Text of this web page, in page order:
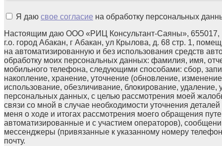
Я даю свое согласие на обработку персональных
Настоящим даю ООО «РИЦ Консультант-Саяны», 655017,
г.о. город Абакан, г Абакан, ул Крылова, д. 68 стр. 1,
на автоматизированную и без использования средств
обработку моих персональных данных: фамилия, имя,
мобильного телефона, следующими способами: сбор,
накопление, хранение, уточнение (обновление,
использование, обезличивание, блокирование, удаление,
персональных данных, с целью рассмотрения моей
связи со мной в случае необходимости уточнения
меня о ходе и итогах рассмотрения моего обращения
автоматизированные и с участием операторов),
мессенджеры (привязанные к указанному номеру
почту.